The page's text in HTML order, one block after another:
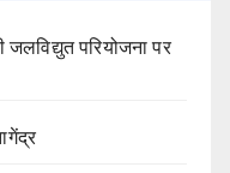
जलविद्युत परियोजना पर